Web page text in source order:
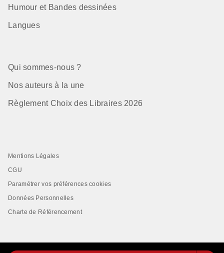
Humour et Bandes dessinées
Langues
Qui sommes-nous ?
Nos auteurs à la une
Règlement Choix des Libraires 2026
Mentions Légales
CGU
Paramétrer vos préférences cookies
Données Personnelles
Charte de Référencement